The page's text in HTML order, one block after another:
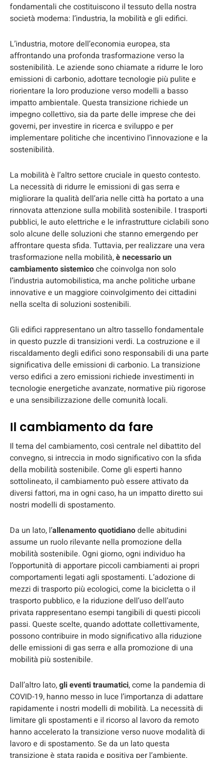
fondamentali che costituiscono il tessuto della nostra
società moderna: l’industria, la mobilità e gli edifici.
L’industria, motore dell’economia europea, sta
affrontando una profonda trasformazione verso la
sostenibilità. Le aziende sono chiamate a ridurre le loro
emissioni di carbonio, adottare tecnologie più pulite e
riorientare la loro produzione verso modelli a basso
impatto ambientale. Questa transizione richiede un
impegno collettivo, sia da parte delle imprese che dei
governi, per investire in ricerca e sviluppo e per
implementare politiche che incentivino l’innovazione e la
sostenibilità.
La mobilità è l’altro settore cruciale in questo contesto.
La necessità di ridurre le emissioni di gas serra e
migliorare la qualità dell’aria nelle città ha portato a una
rinnovata attenzione sulla mobilità sostenibile. I trasporti
pubblici, le auto elettriche e le infrastrutture ciclabili sono
solo alcune delle soluzioni che stanno emergendo per
affrontare questa sfida. Tuttavia, per realizzare una vera
trasformazione nella mobilità,è necessario un
cambiamento sistemicoche coinvolga non solo
l’industria automobilistica, ma anche politiche urbane
innovative e un maggiore coinvolgimento dei cittadini
nella scelta di soluzioni sostenibili.
Gli edifici rappresentano un altro tassello fondamentale
in questo puzzle di transizioni verdi. La costruzione e il
riscaldamento degli edifici sono responsabili di una parte
significativa delle emissioni di carbonio. La transizione
verso edifici a zero emissioni richiede investimenti in
tecnologie energetiche avanzate, normative più rigorose
e una sensibilizzazione delle comunità locali.
Il cambiamento da fare
Il tema del cambiamento, così centrale nel dibattito del
convegno, si intreccia in modo significativo con la sfida
della mobilità sostenibile. Come gli esperti hanno
sottolineato, il cambiamento può essere attivato da
diversi fattori, ma in ogni caso, ha un impatto diretto sui
nostri modelli di spostamento.
Da un lato, l’allenamento quotidianodelle abitudini
assume un ruolo rilevante nella promozione della
mobilità sostenibile. Ogni giorno, ogni individuo ha
l’opportunità di apportare piccoli cambiamenti ai propri
comportamenti legati agli spostamenti. L’adozione di
mezzi di trasporto più ecologici, come la bicicletta o il
trasporto pubblico, e la riduzione dell’uso dell’auto
privata rappresentano esempi tangibili di questi piccoli
passi. Queste scelte, quando adottate collettivamente,
possono contribuire in modo significativo alla riduzione
delle emissioni di gas serra e alla promozione di una
mobilità più sostenibile.
Dall’altro lato,gli eventi traumatici, come la pandemia di
COVID-19, hanno messo in luce l’importanza di adattare
rapidamente i nostri modelli di mobilità. La necessità di
limitare gli spostamenti e il ricorso al lavoro da remoto
hanno accelerato la transizione verso nuove modalità di
lavoro e di spostamento. Se da un lato questa